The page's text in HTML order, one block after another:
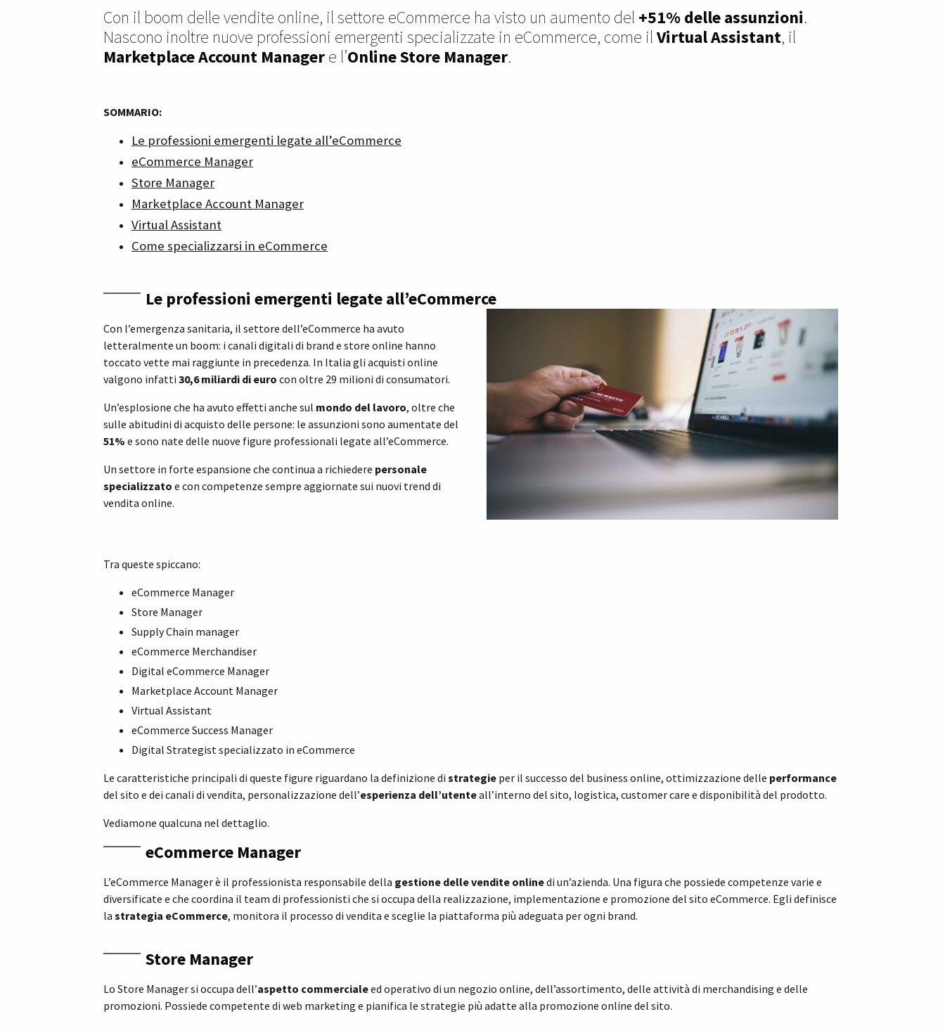
Con il boom delle vendite online, il settore eCommerce ha visto un aumento del +51% delle assunzioni.
Nascono inoltre nuove professioni emergenti specializzate in eCommerce, come ilVirtual Assistant, il
Marketplace Account Managere l’Online Store Manager.
SOMMARIO:
Le professioni emergenti legate all’eCommerce
eCommerce Manager
Store Manager
Marketplace Account Manager
Virtual Assistant
Come specializzarsi in eCommerce
Le professioni emergenti legate all’eCommerce
Con l’emergenza sanitaria, il settore dell’eCommerce ha avuto
letteralmente un boom: i canali digitali di brand e store online hanno
toccato vette mai raggiunte in precedenza. In Italia gli acquisti online
valgono infatti 30,6 miliardi di euro con oltre 29 milioni di consumatori.
Un’esplosione che ha avuto effetti anche sul mondo del lavoro, oltre che
sulle abitudini di acquisto delle persone: le assunzioni sono aumentate del
51% e sono nate delle nuove figure professionali legate all’eCommerce.
Un settore in forte espansione che continua a richiedere personale
specializzato e con competenze sempre aggiornate sui nuovi trend di
vendita online.
Tra queste spiccano:
eCommerce Manager
Store Manager
Supply Chain manager
eCommerce Merchandiser
Digital eCommerce Manager
Marketplace Account Manager
Virtual Assistant
eCommerce Success Manager
Digital Strategist specializzato in eCommerce
Le caratteristiche principali di queste figure riguardano la definizione di strategie per il successo del business online, ottimizzazione delle performance
del sito e dei canali di vendita, personalizzazione dell’esperienza dell’utenteall’interno del sito, logistica, customer care e disponibilità del prodotto.
Vediamone qualcuna nel dettaglio.
eCommerce Manager
L’eCommerce Manager è il professionista responsabile della gestione delle vendite onlinedi un’azienda. Una figura che possiede competenze varie e
diversificate e che coordina il team di professionisti che si occupa della realizzazione, implementazione e promozione del sito eCommerce. Egli definisce
la strategia eCommerce, monitora il processo di vendita e sceglie la piattaforma più adeguata per ogni brand.
Store Manager
Lo Store Manager si occupa dell’aspetto commercialeed operativo di un negozio online, dell’assortimento, delle attività di merchandising e delle
promozioni. Possiede competente di web marketing e pianifica le strategie più adatte alla promozione online del sito.